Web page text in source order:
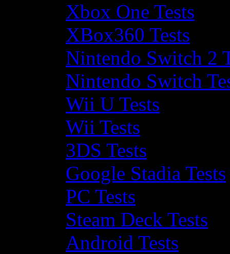
Xbox One Tests
XBox360 Tests
Nintendo Switch 2
Nintendo Switch
Wii U Tests
Wii Tests
3DS Tests
Google Stadia Tests
PC Tests
Steam Deck Tests
Android Tests